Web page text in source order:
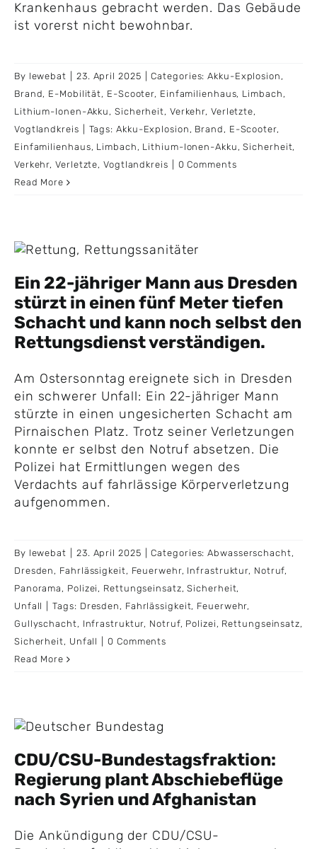
Krankenhaus gebracht werden. Das Gebäude
ist vorerst nicht bewohnbar.
By lewebat 23. April 2025 Categories:Akku-Explosion ,
Brand, E-Mobilität, E-Scooter, Einfamilienhaus, Limbach ,
Lithium-Ionen-Akku , Sicherheit, Verkehr, Verletzte,
Vogtlandkreis
Tags: Akku-Explosion , Brand , E-Scooter,
Einfamilienhaus, Limbach , Lithium-Ionen-Akku ,Sicherheit,
Verkehr,Verletzte,Vogtlandkreis
0 Comments
Read More
Ein 22-jähriger Mann aus Dresden
stürzt in einen fünf Meter tiefen
Schacht und kann noch selbst den
Rettungsdienst verständigen.
Am Ostersonntag ereignete sich in Dresden
ein schwerer Unfall: Ein 22-jähriger Mann
stürzte in einen ungesicherten Schacht am
Pirnaischen Platz. Trotz seiner Verletzungen
konnte er selbst den Notruf absetzen. Die
Polizei hat Ermittlungen wegen des
Verdachts auf fahrlässige Körperverletzung
aufgenommen.
By lewebat 23. April 2025 Categories:Abwasserschacht,
Dresden , Fahrlässigkeit, Feuerwehr, Infrastruktur, Notruf,
Panorama , Polizei , Rettungseinsatz,Sicherheit,
Unfall
Tags: Dresden , Fahrlässigkeit, Feuerwehr,
Gullyschacht, Infrastruktur, Notruf, Polizei , Rettungseinsatz,
Sicherheit, Unfall
0 Comments
Read More
CDU/CSU-Bundestagsfraktion:
Regierung plant Abschiebeflüge
nach Syrien und Afghanistan
Die Ankündigung der CDU/CSU-